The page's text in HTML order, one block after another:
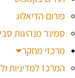
פורום הדיאלוג
סמינר מנהיגות
מרכזי מחקר
המרכז למדיניות